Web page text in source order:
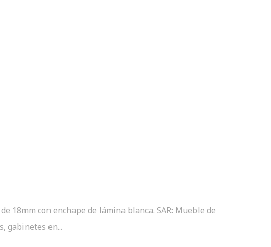
con enchape de lámina blanca. SAR: Mueble de
gabinetes en...